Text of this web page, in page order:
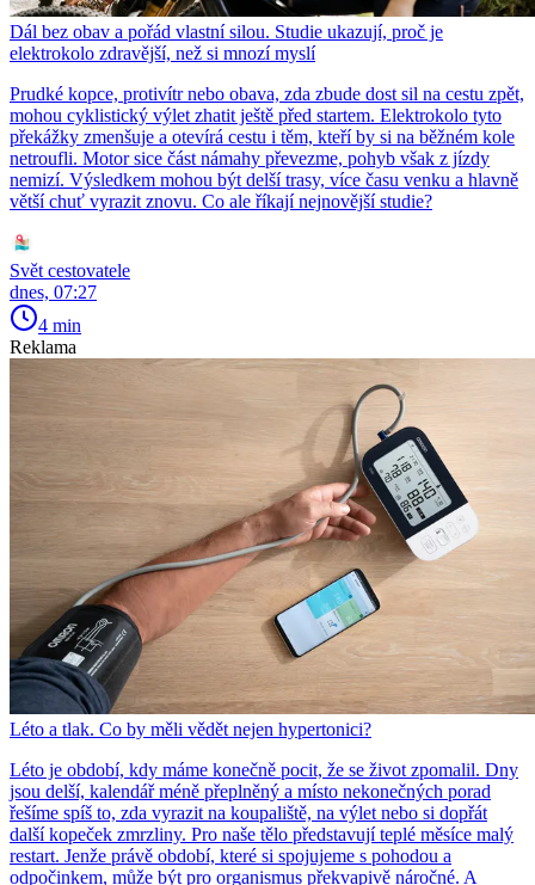
Dál bez obav a pořád vlastní silou. Studie ukazují, proč je
elektrokolo zdravější, než si mnozí myslí
Prudké kopce, protivítr nebo obava, zda zbude dost sil na cestu zpět,
mohou cyklistický výlet zhatit ještě před startem. Elektrokolo tyto
překážky zmenšuje a otevírá cestu i těm, kteří by si na běžném kole
netroufli. Motor sice část námahy převezme, pohyb však z jízdy
nemizí. Výsledkem mohou být delší trasy, více času venku a hlavně
větší chuť vyrazit znovu. Co ale říkají nejnovější studie?
Svět cestovatele
dnes, 07:27
4 min
Reklama
Léto a tlak. Co by měli vědět nejen hypertonici?
Léto je období, kdy máme konečně pocit, že se život zpomalil. Dny
jsou delší, kalendář méně přeplněný a místo nekonečných porad
řešíme spíš to, zda vyrazit na koupaliště, na výlet nebo si dopřát
další kopeček zmrzliny. Pro naše tělo představují teplé měsíce malý
restart. Jenže právě období, které si spojujeme s pohodou a
odpočinkem, může být pro organismus překvapivě náročné. A